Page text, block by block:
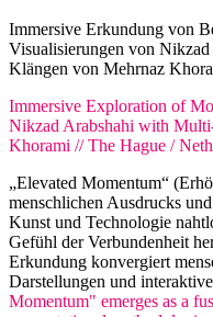
Immersive Erkundung von
Visualisierungen von
Klängen von Mehrnaz
Immersive Exploration of
Nikzad Arabshahi with
Khorami // The Hague /
„Elevated Momentum“
menschlichen Ausdrucks
Kunst und Technologie
Gefühl der Verbundenheit
Erkundung konvergiert
Darstellungen und
Momentum" emerges as a